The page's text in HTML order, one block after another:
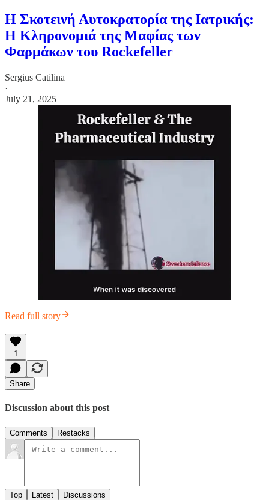
Η Σκοτεινή Αυτοκρατορία της Ιατρικής:
Η Κληρονομιά της Μαφίας των
Φαρμάκων του Rockefeller
Sergius Catilina
·
July 21, 2025
Read full story
1
Share
Discussion about this post
Comments Restacks
Top Latest Discussions